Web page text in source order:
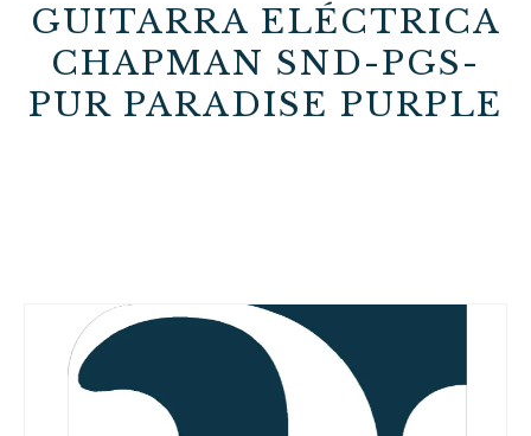
GUITARRA ELÉCTRICA
CHAPMAN SND-PGS-
PUR PARADISE PURPLE